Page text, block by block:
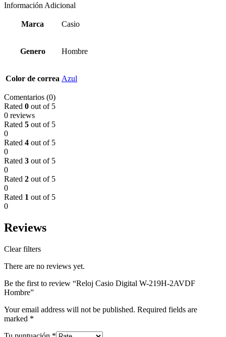
Información Adicional
Marca Casio
Genero Hombre
Color de correa Azul
Comentarios (0)
Rated 0 out of 5
0 reviews
Rated 5 out of 5
0
Rated 4 out of 5
0
Rated 3 out of 5
0
Rated 2 out of 5
0
Rated 1 out of 5
0
Reviews
Clear filters
There are no reviews yet.
Be the first to review “Reloj Casio Digital W-219H-2AVDF
Hombre”
Your email address will not be published. Required fields are
marked *